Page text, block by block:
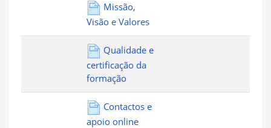
Missão,
Visão e Valores
Qualidade e
certificação da
formação
Contactos e
apoio online